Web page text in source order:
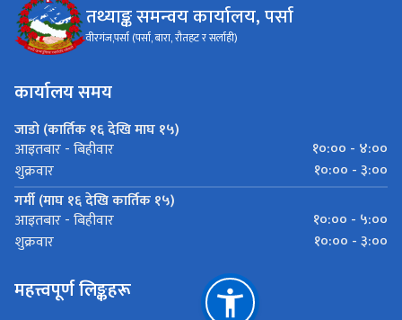
तथ्याङ्क समन्वय कार्यालय, पर्सा
वीरगंज,पर्सा (पर्सा, बारा, रौतहट र सर्लाही)
कार्यालय समय
जाडो (कार्तिक १६ देखि माघ १५)
आइतबार - बिहीवार
१०:०० - ४:००
शुक्रवार
१०:०० - ३:००
गर्मी (माघ १६ देखि कार्तिक १५)
आइतबार - बिहीवार
१०:०० - ५:००
शुक्रवार
१०:०० - ३:००
महत्त्वपूर्ण लिङ्कहरू